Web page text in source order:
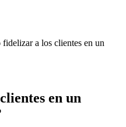
a los clientes en un
en un